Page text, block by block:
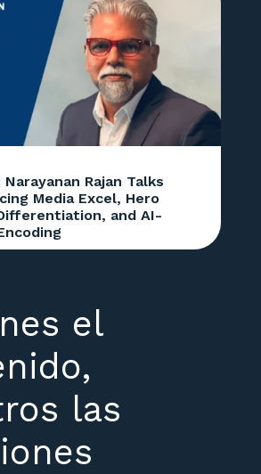
Narayanan Rajan Talks
Media Excel, Hero
and AI-
el
las